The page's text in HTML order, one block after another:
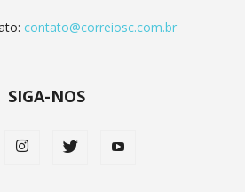
contato@correiosc.com.br
SIGA-NOS